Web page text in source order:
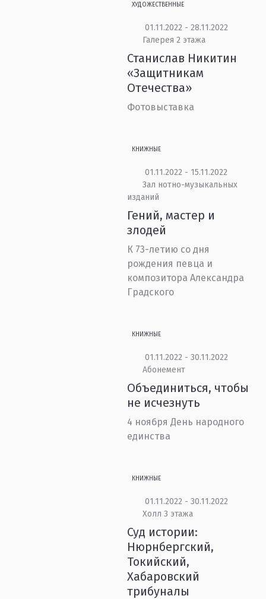
ХУДОЖЕСТВЕННЫЕ
01.11.2022 - 28.11.2022
Галерея 2 этажа
Станислав Никитин
«Защитникам
Отечества»
Фотовыставка
КНИЖНЫЕ
01.11.2022 - 15.11.2022
Зал нотно-музыкальных
изданий
Гений, мастер и
злодей
К 73-летию со дня
рождения певца и
композитора Александра
Градского
КНИЖНЫЕ
01.11.2022 - 30.11.2022
Абонемент
Объединиться, чтобы
не исчезнуть
4 ноября День народного
единства
КНИЖНЫЕ
01.11.2022 - 30.11.2022
Холл 3 этажа
Суд истории:
Нюрнбергский,
Токийский,
Хабаровский
трибуналы